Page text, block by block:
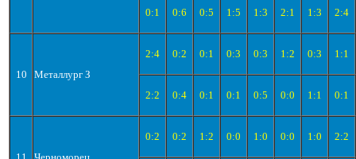
0:1 0:6 0:5 1:5 1:3 2:1 1:3 2:4
10 Металлург З
2:4 0:2 0:1 0:3 0:3 1:2 0:3 1:1
2:2 0:4 0:1 0:1 0:5 0:0 1:1 0:1
0:2 0:2 1:2 0:0 1:0 0:0 1:0 2:2